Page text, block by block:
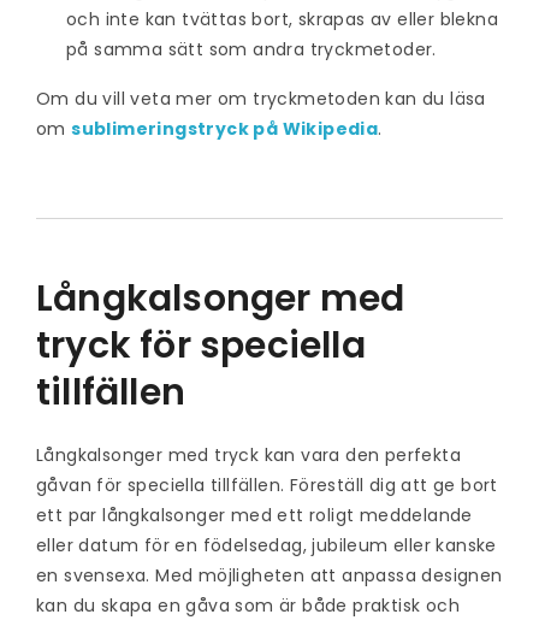
och inte kan tvättas bort, skrapas av eller blekna
på samma sätt som andra tryckmetoder.
Om du vill veta mer om tryckmetoden kan du läsa
omsublimeringstryck på Wikipedia.
Långkalsonger med
tryck för speciella
tillfällen
Långkalsonger med tryck kan vara den perfekta
gåvan för speciella tillfällen. Föreställ dig att ge bort
ett par långkalsonger med ett roligt meddelande
eller datum för en födelsedag, jubileum eller kanske
en svensexa. Med möjligheten att anpassa designen
kan du skapa en gåva som är både praktisk och